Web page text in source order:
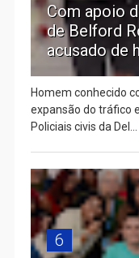
Com apoio
de Belford
acusado de
Homem conhecido
expansão do tráfico
Policiais civis da Del...
6